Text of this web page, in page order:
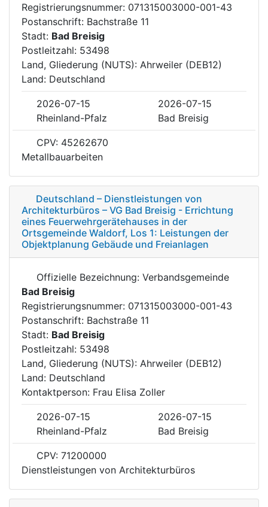
Registrierungsnummer: 071315003000-001-43
Postanschrift: Bachstraße 11
Stadt: Bad Breisig
Postleitzahl: 53498
Land, Gliederung (NUTS): Ahrweiler (DEB12)
Land: Deutschland
2026-07-15
2026-07-15
Rheinland-Pfalz
Bad Breisig
CPV: 45262670
Metallbauarbeiten
Deutschland – Dienstleistungen von
Architekturbüros – VG Bad Breisig - Errichtung
eines Feuerwehrgerätehauses in der
Ortsgemeinde Waldorf, Los 1: Leistungen der
Objektplanung Gebäude und Freianlagen
Offizielle Bezeichnung: Verbandsgemeinde
Bad Breisig
Registrierungsnummer: 071315003000-001-43
Postanschrift: Bachstraße 11
Stadt: Bad Breisig
Postleitzahl: 53498
Land, Gliederung (NUTS): Ahrweiler (DEB12)
Land: Deutschland
Kontaktperson: Frau Elisa Zoller
2026-07-15
2026-07-15
Rheinland-Pfalz
Bad Breisig
CPV: 71200000
Dienstleistungen von Architekturbüros